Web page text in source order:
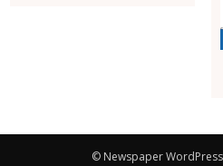
© Newspaper